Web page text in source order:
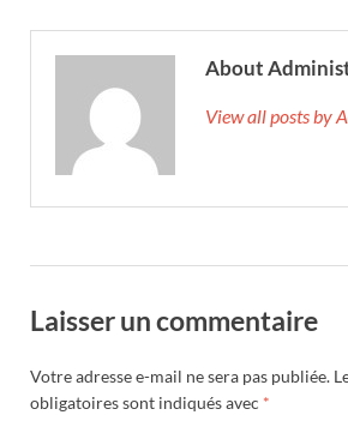
About
View all posts by
Laisser un commentaire
Votre adresse e-mail ne sera pas publiée.
obligatoires sont indiqués avec *